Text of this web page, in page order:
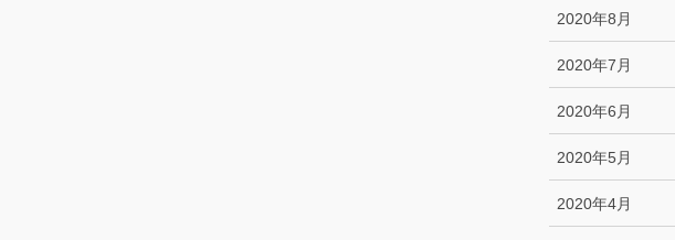
2020年8月
2020年7月
2020年6月
2020年5月
2020年4月